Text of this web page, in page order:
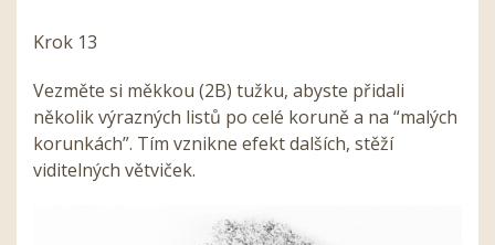
Krok 13
Vezměte si měkkou (2B) tužku, abyste přidali
několik výrazných listů po celé koruně a na “malých
korunkách”. Tím vznikne efekt dalších, stěží
viditelných větviček.